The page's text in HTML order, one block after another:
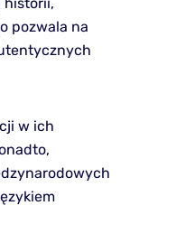
pozwala na
w ich